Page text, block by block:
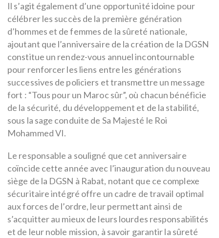
Il s’agit également d’une opportunité idoine pour
célébrer les succès de la première génération
d’hommes et de femmes de la sûreté nationale,
ajoutant que l’anniversaire de la création de la DGSN
constitue un rendez-vous annuel incontournable
pour renforcer les liens entre les générations
successives de policiers et transmettre un message
fort : “Tous pour un Maroc sûr”, où chacun bénéficie
de la sécurité, du développement et de la stabilité,
sous la sage conduite de Sa Majesté le Roi
Mohammed VI.
Le responsable a souligné que cet anniversaire
coïncide cette année avec l’inauguration du nouveau
siège de la DGSN à Rabat, notant que ce complexe
sécuritaire intégré offre un cadre de travail optimal
aux forces de l’ordre, leur permettant ainsi de
s’acquitter au mieux de leurs lourdes responsabilités
et de leur noble mission, à savoir garantir la sûreté